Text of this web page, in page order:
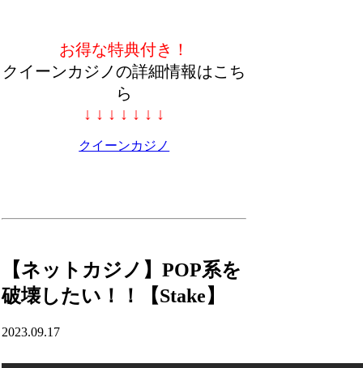
お得な特典付き！
クイーンカジノの詳細情報はこち
ら
↓ ↓ ↓ ↓ ↓ ↓ ↓
クイーンカジノ
【ネットカジノ】POP系を
破壊したい！！【Stake】
2023.09.17